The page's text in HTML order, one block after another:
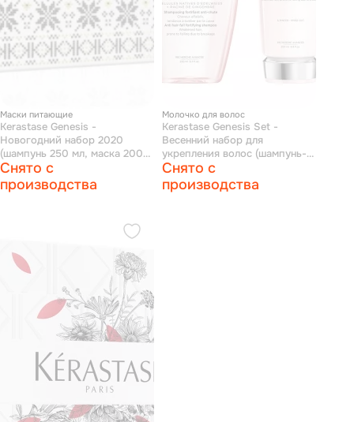
Маски питающие
Kerastase Genesis -
Новогодний набор 2020
(шампунь 250 мл, маска 200
мл)
Снято с
производства
Молочко для волос
Kerastase Genesis Set -
Весенний набор для
укрепления волос (шампунь-
ванна 250 мл, молочко для
волос 200 мл)
Снято с
производства